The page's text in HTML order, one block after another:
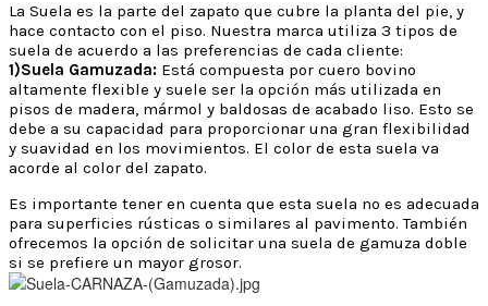
La Suela es la parte del zapato que cubre la planta del pie, y
hace contacto con el piso. Nuestra marca utiliza 3 tipos de
suela de acuerdo a las preferencias de cada cliente:
1)Suela Gamuzada: Está compuesta por cuero bovino
altamente flexible y suele ser la opción más utilizada en
pisos de madera, mármol y baldosas de acabado liso. Esto se
debe a su capacidad para proporcionar una gran flexibilidad
y suavidad en los movimientos. El color de esta suela va
acorde al color del zapato.
Es importante tener en cuenta que esta suela no es adecuada
para superficies rústicas o similares al pavimento. También
ofrecemos la opción de solicitar una suela de gamuza doble
si se prefiere un mayor grosor.